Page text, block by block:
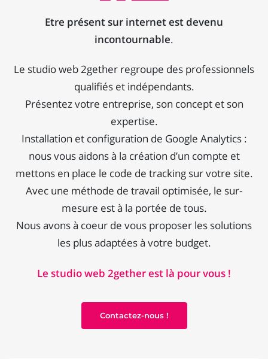
Etre présent sur internet est devenu
incontournable.
Le studio web 2gether regroupe des professionnels
qualifiés et indépendants.
Présentez votre entreprise, son concept et son
expertise.
Installation et configuration de Google Analytics :
nous vous aidons à la création d’un compte et
mettons en place le code de tracking sur votre site.
Avec une méthode de travail optimisée, le sur-
mesure est à la portée de tous.
Nous avons à coeur de vous proposer les solutions
les plus adaptées à votre budget.
Le studio web 2gether est là pour vous !
Contactez-nous !